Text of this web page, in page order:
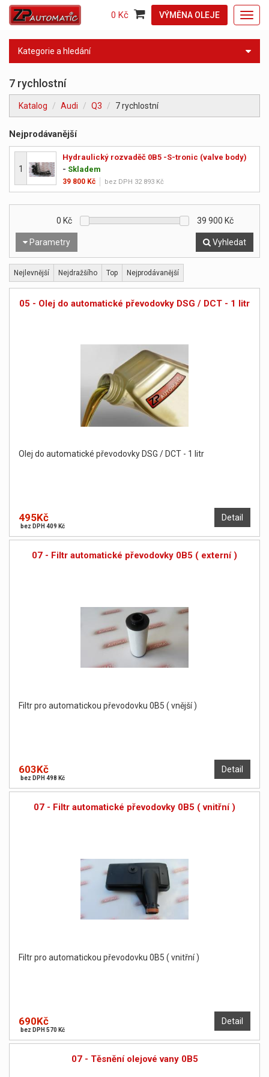
VÝMĚNA OLEJE
0 Kč
Kategorie a hledání
7 rychlostní
Katalog Audi Q3 7 rychlostní
Nejprodávanější
Hydraulický rozvaděč 0B5 -S-tronic (valve body)
- Skladem
1
39 800 Kč bez DPH 32 893 Kč
Parametry
0 Kč 39 900 Kč
Vyhledat
Nejlevnější Nejdražšího Top Nejprodávanější
05 - Olej do automatické převodovky DSG / DCT - 1 litr
Olej do automatické převodovky DSG / DCT - 1 litr
Detail
495Kč
bez DPH 409 Kč
07 - Filtr automatické převodovky 0B5 ( externí )
Filtr pro automatickou převodovku 0B5 ( vnější )
Detail
603Kč
bez DPH 498 Kč
07 - Filtr automatické převodovky 0B5 ( vnitřní )
Filtr pro automatickou převodovku 0B5 ( vnitřní )
Detail
690Kč
bez DPH 570 Kč
07 - Těsnění olejové vany 0B5